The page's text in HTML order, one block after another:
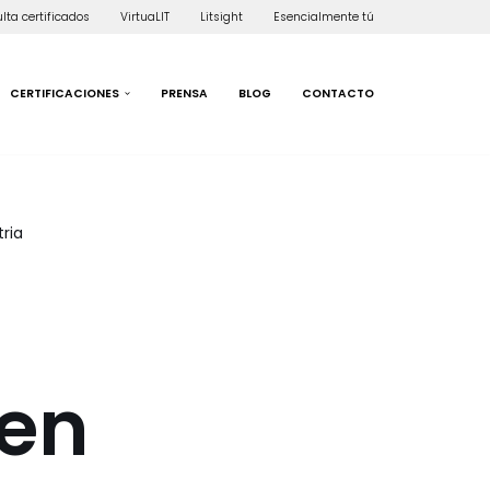
certificados VirtuaLIT Litsight Esencialmente tú
CERTIFICACIONES PRENSA BLOG CONTACTO